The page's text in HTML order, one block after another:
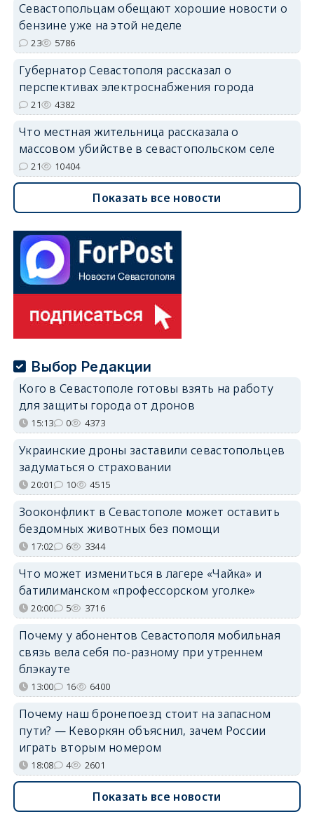
Севастопольцам обещают хорошие новости о
бензине уже на этой неделе
23 5786
Губернатор Севастополя рассказал о
перспективах электроснабжения города
21 4382
Что местная жительница рассказала о
массовом убийстве в севастопольском селе
21 10404
Показать все новости
Выбор Редакции
Кого в Севастополе готовы взять на работу
для защиты города от дронов
15:13 0 4373
Украинские дроны заставили севастопольцев
задуматься о страховании
20:01 10 4515
Зооконфликт в Севастополе может оставить
бездомных животных без помощи
17:02 6 3344
Что может измениться в лагере «Чайка» и
батилиманском «профессорском уголке»
20:00 5 3716
Почему у абонентов Севастополя мобильная
связь вела себя по-разному при утреннем
блэкауте
13:00 16 6400
Почему наш бронепоезд стоит на запасном
пути? — Кеворкян объяснил, зачем России
играть вторым номером
18:08 4 2601
Показать все новости